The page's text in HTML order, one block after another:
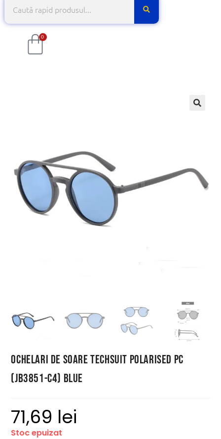
0
Ochelari de Soare Techsuit Polarised PC
(JB3851-C4) Blue
71,69 lei
Stoc epuizat